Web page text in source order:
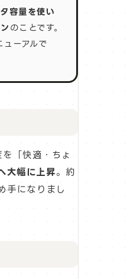
容量を使い
のことです。
ーアルで
「快適・ちょ
幅に上昇。約
手になりまし